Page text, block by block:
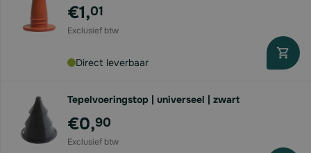
€1,01
Direct leverbaar
Tepelvoeringstop | universeel | zwart
€0,90